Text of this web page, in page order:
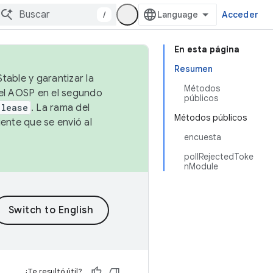
/ Acceder
En esta página
Resumen
Métodos
públicos
Métodos públicos
encuesta
pollRejectedToke
nModule
y garantizar la
AOSP en el segundo
. La rama del
que se envió al